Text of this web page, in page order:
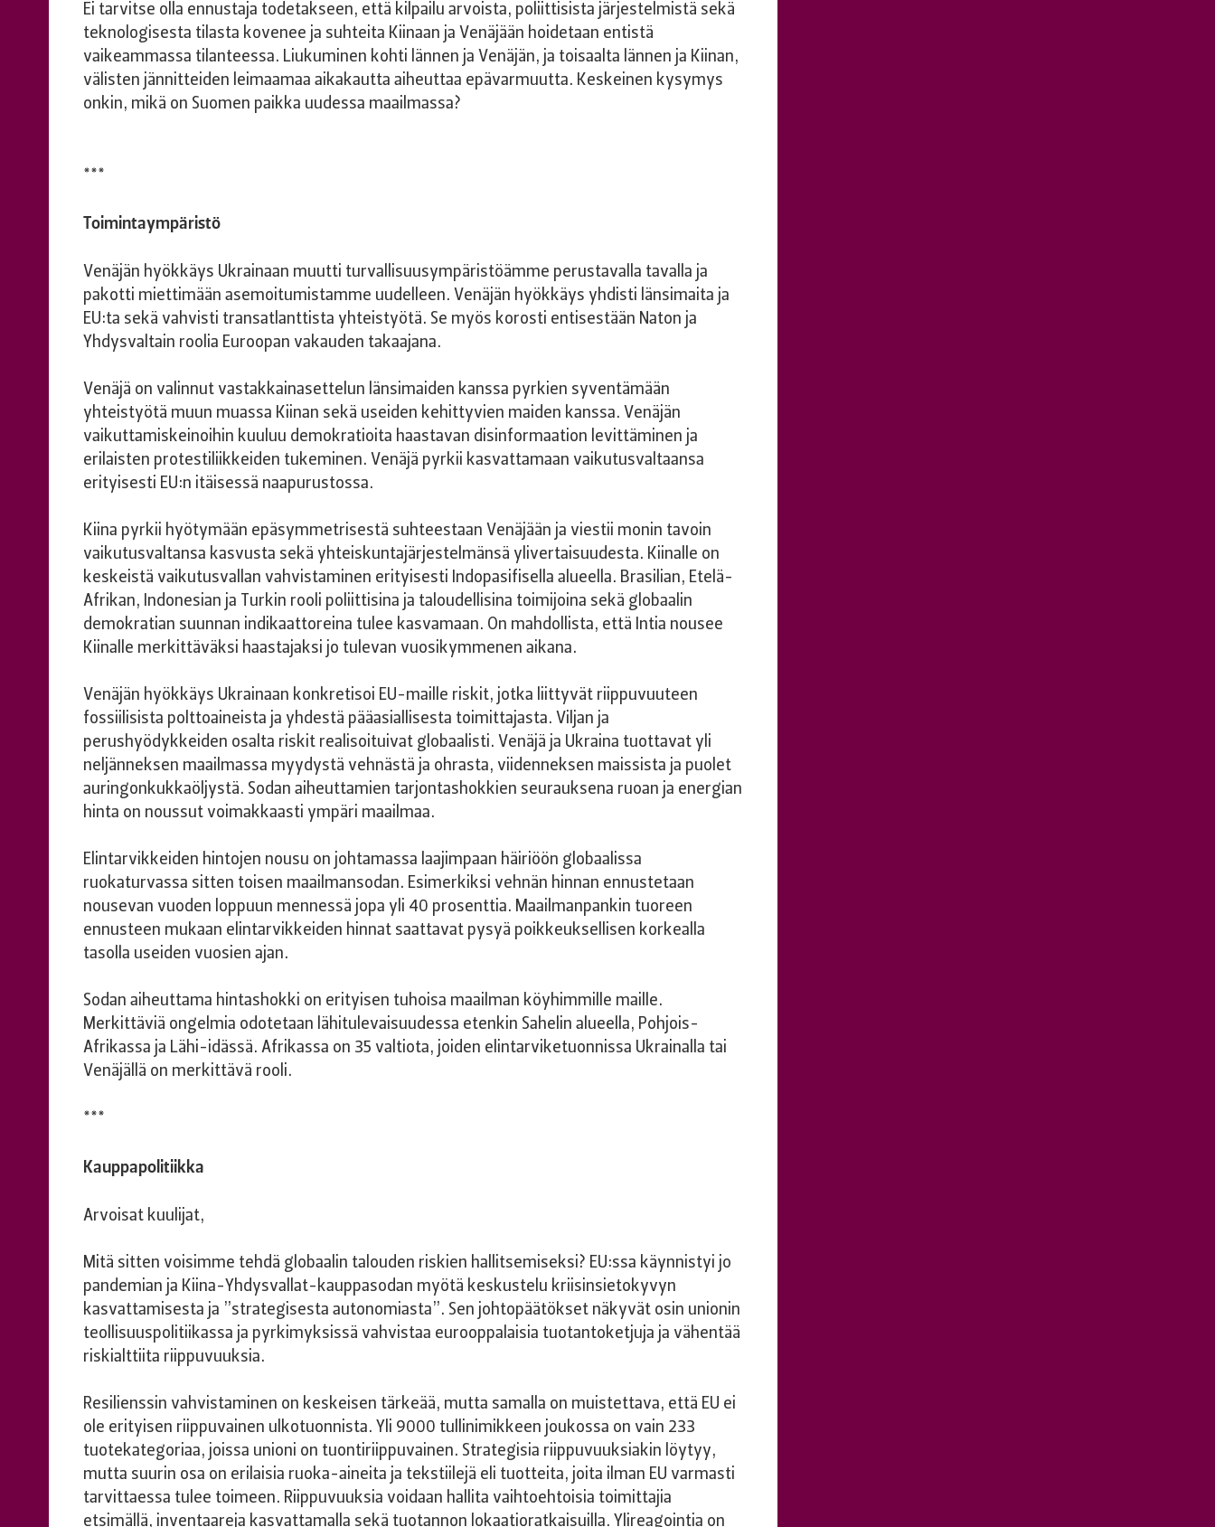
Ei tarvitse olla ennustaja todetakseen, että kilpailu arvoista, poliittisista järjestelmistä sekä
teknologisesta tilasta kovenee ja suhteita Kiinaan ja Venäjään hoidetaan entistä
vaikeammassa tilanteessa. Liukuminen kohti lännen ja Venäjän, ja toisaalta lännen ja Kiinan,
välisten jännitteiden leimaamaa aikakautta aiheuttaa epävarmuutta. Keskeinen kysymys
onkin, mikä on Suomen paikka uudessa maailmassa?
***
Toimintaympäristö
Venäjän hyökkäys Ukrainaan muutti turvallisuusympäristöämme perustavalla tavalla ja
pakotti miettimään asemoitumistamme uudelleen. Venäjän hyökkäys yhdisti länsimaita ja
EU:ta sekä vahvisti transatlanttista yhteistyötä. Se myös korosti entisestään Naton ja
Yhdysvaltain roolia Euroopan vakauden takaajana.
Venäjä on valinnut vastakkainasettelun länsimaiden kanssa pyrkien syventämään
yhteistyötä muun muassa Kiinan sekä useiden kehittyvien maiden kanssa. Venäjän
vaikuttamiskeinoihin kuuluu demokratioita haastavan disinformaation levittäminen ja
erilaisten protestiliikkeiden tukeminen. Venäjä pyrkii kasvattamaan vaikutusvaltaansa
erityisesti EU:n itäisessä naapurustossa.
Kiina pyrkii hyötymään epäsymmetrisestä suhteestaan Venäjään ja viestii monin tavoin
vaikutusvaltansa kasvusta sekä yhteiskuntajärjestelmänsä ylivertaisuudesta. Kiinalle on
keskeistä vaikutusvallan vahvistaminen erityisesti Indopasifisella alueella. Brasilian, Etelä-
Afrikan, Indonesian ja Turkin rooli poliittisina ja taloudellisina toimijoina sekä globaalin
demokratian suunnan indikaattoreina tulee kasvamaan. On mahdollista, että Intia nousee
Kiinalle merkittäväksi haastajaksi jo tulevan vuosikymmenen aikana.
Venäjän hyökkäys Ukrainaan konkretisoi EU-maille riskit, jotka liittyvät riippuvuuteen
fossiilisista polttoaineista ja yhdestä pääasiallisesta toimittajasta. Viljan ja
perushyödykkeiden osalta riskit realisoituivat globaalisti. Venäjä ja Ukraina tuottavat yli
neljänneksen maailmassa myydystä vehnästä ja ohrasta, viidenneksen maissista ja puolet
auringonkukkaöljystä. Sodan aiheuttamien tarjontashokkien seurauksena ruoan ja energian
hinta on noussut voimakkaasti ympäri maailmaa.
Elintarvikkeiden hintojen nousu on johtamassa laajimpaan häiriöön globaalissa
ruokaturvassa sitten toisen maailmansodan. Esimerkiksi vehnän hinnan ennustetaan
nousevan vuoden loppuun mennessä jopa yli 40 prosenttia. Maailmanpankin tuoreen
ennusteen mukaan elintarvikkeiden hinnat saattavat pysyä poikkeuksellisen korkealla
tasolla useiden vuosien ajan.
Sodan aiheuttama hintashokki on erityisen tuhoisa maailman köyhimmille maille.
Merkittäviä ongelmia odotetaan lähitulevaisuudessa etenkin Sahelin alueella, Pohjois-
Afrikassa ja Lähi-idässä. Afrikassa on 35 valtiota, joiden elintarviketuonnissa Ukrainalla tai
Venäjällä on merkittävä rooli.
***
Kauppapolitiikka
Arvoisat kuulijat,
Mitä sitten voisimme tehdä globaalin talouden riskien hallitsemiseksi? EU:ssa käynnistyi jo
pandemian ja Kiina-Yhdysvallat-kauppasodan myötä keskustelu kriisinsietokyvyn
kasvattamisesta ja ”strategisesta autonomiasta”. Sen johtopäätökset näkyvät osin unionin
teollisuuspolitiikassa ja pyrkimyksissä vahvistaa eurooppalaisia tuotantoketjuja ja vähentää
riskialttiita riippuvuuksia.
Resilienssin vahvistaminen on keskeisen tärkeää, mutta samalla on muistettava, että EU ei
ole erityisen riippuvainen ulkotuonnista. Yli 9000 tullinimikkeen joukossa on vain 233
tuotekategoriaa, joissa unioni on tuontiriippuvainen. Strategisia riippuvuuksiakin löytyy,
mutta suurin osa on erilaisia ruoka-aineita ja tekstiilejä eli tuotteita, joita ilman EU varmasti
tarvittaessa tulee toimeen. Riippuvuuksia voidaan hallita vaihtoehtoisia toimittajia
etsimällä, inventaareja kasvattamalla sekä tuotannon lokaatioratkaisuilla. Ylireagointia on